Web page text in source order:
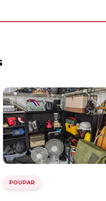
POUPAR